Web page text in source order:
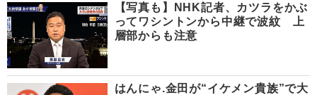
【写真も】NHK記者、カツラをかぶ
ってワシントンから中継で波紋 上
層部からも注意
はんにゃ.金田が“イケメン貴族”で大